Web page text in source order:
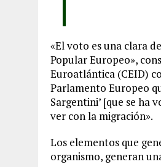
«El voto es una clara
Popular Europeo»,
Euroatlántica (CEID)
Parlamento Europeo
Sargentini’ [que se ha
ver con la migración».
Los elementos que
organismo, generan